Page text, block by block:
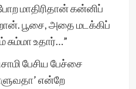
போற மாதிரிதான் கன்னிப்
பூசை, அதை மடக்கிப்
உதார்…”
பேசிய பேச்சை
என்றே